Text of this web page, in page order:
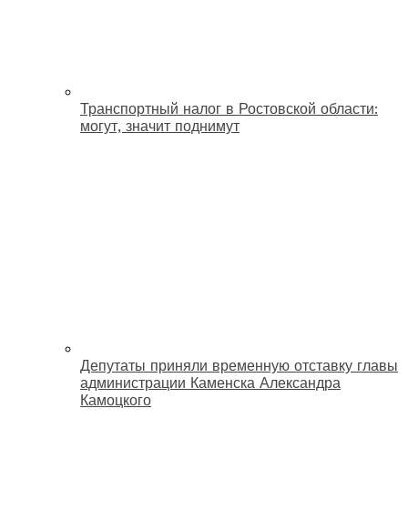
Транспортный налог в Ростовской области:
могут, значит поднимут
Депутаты приняли временную отставку главы
администрации Каменска Александра
Камоцкого